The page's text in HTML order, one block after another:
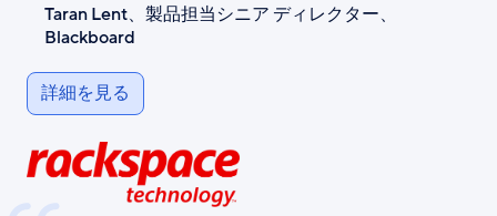
Taran Lent、製品担当シニア ディレクター、
Blackboard
詳細を見る